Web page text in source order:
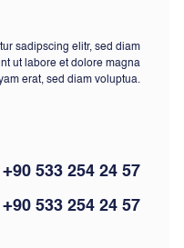
sadipscing elitr, sed diam
ut labore et dolore magna
erat, sed diam voluptua.
+90 533 254 24 57
+90 533 254 24 57